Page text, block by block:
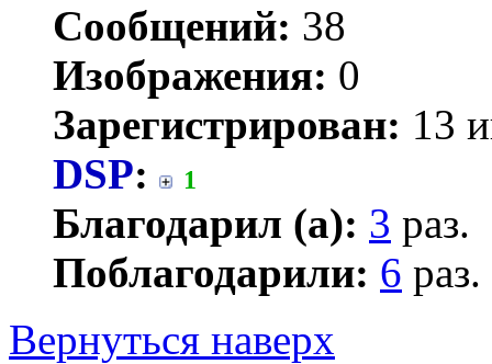
Сообщений: 38
Изображения: 0
Зарегистрирован: 13
DSP: 1
Благодарил (а): 3 раз.
Поблагодарили: 6 раз.
Вернуться наверх